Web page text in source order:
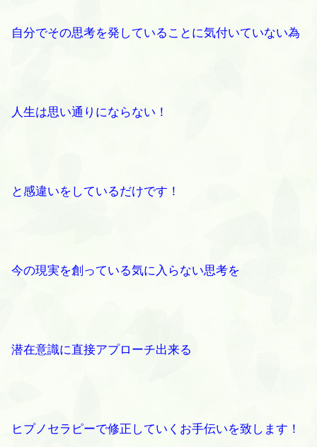
自分でその思考を発していることに気付いていない為
人生は思い通りにならない！
と感違いをしているだけです！
今の現実を創っている気に入らない思考を
潜在意識に直接アプローチ出来る
ヒプノセラピーで修正していくお手伝いを致します！